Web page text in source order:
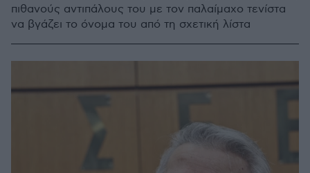
πιθανούς αντιπάλους του με τον παλαίμαχο τενίστα
να βγάζει το όνομα του από τη σχετική λίστα